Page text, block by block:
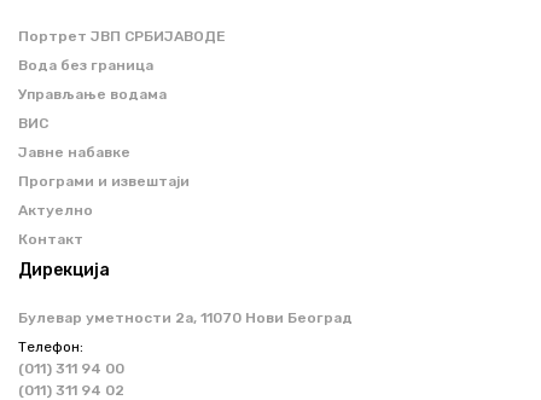
Портрет ЈВП СРБИЈАВОДЕ
Вода без граница
Управљање водама
ВИС
Јавне набавке
Програми и извештаји
Актуелно
Контакт
Дирекција
Булевар уметности 2a, 11070 Нови Београд
Телефон:
(011) 311 94 00
(011) 311 94 02